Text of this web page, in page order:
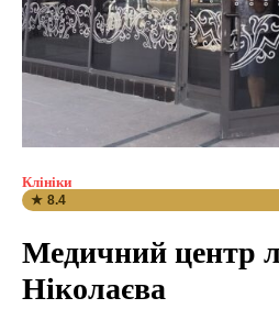
Клініки
★ 8.4
Медичний центр
Ніколаєва